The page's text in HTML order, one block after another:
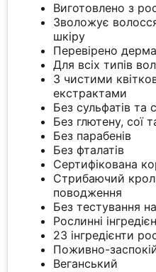
Виготовлено з
Зволожує
шкіру
Перевірено
Для всіх типів
З чистими
екстрактами
Без сульфатів та
Без глютену, сої
Без парабенів
Без фталатів
Сертифікована
Стрибаючий
поводження
Без тестування
Рослинні
23 інгредієнти
Поживно-
Веганський